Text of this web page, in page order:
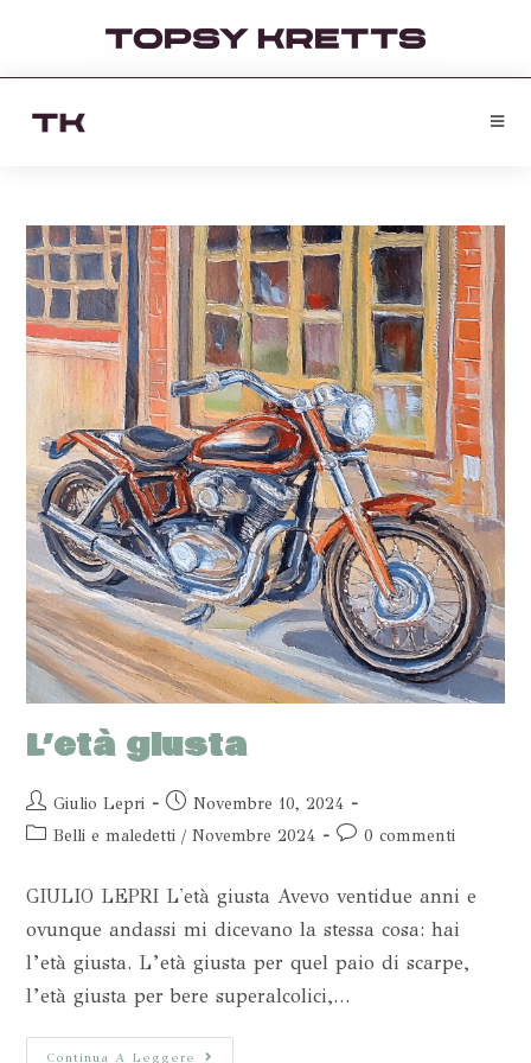
L’età giusta
Giulio Lepri
Novembre 10, 2024
Belli e maledetti / Novembre 2024 0 commenti
GIULIO LEPRI L'età giusta Avevo ventidue anni e
ovunque andassi mi dicevano la stessa cosa: hai
l’età giusta. L’età giusta per quel paio di scarpe,
l’età giusta per bere superalcolici,…
Continua A Leggere